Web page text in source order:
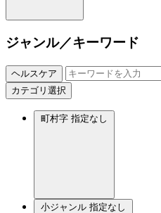
ジャンル／キーワード
ヘルスケア
カテゴリ選択
町村字 指定なし
小ジャンル 指定なし